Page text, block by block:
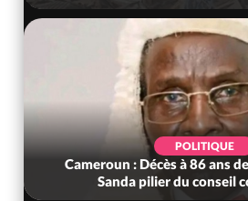
POLITIQUE
Cameroun : Décès à 86 ans
Sanda pilier du conseil